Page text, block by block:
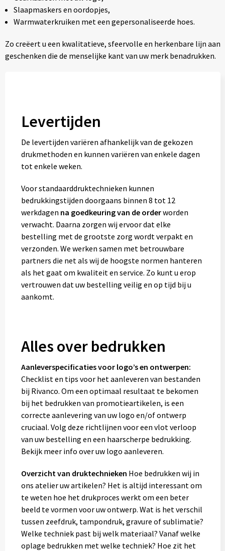
Slaapmaskers en oordopjes,
Warmwaterkruiken met een gepersonaliseerde hoes.
Zo creëert u een kwalitatieve, sfeervolle en herkenbare lijn aan
geschenken die de menselijke kant van uw merk benadrukken.
Levertijden
De levertijden variëren afhankelijk van de gekozen
drukmethoden en kunnen variëren van enkele dagen
tot enkele weken.
Voor standaarddruktechnieken kunnen
bedrukkingstijden doorgaans binnen 8 tot 12
werkdagen na goedkeuring van de orderworden
verwacht. Daarna zorgen wij ervoor dat elke
bestelling met de grootste zorg wordt verpakt en
verzonden. We werken samen met betrouwbare
partners die net als wij de hoogste normen hanteren
als het gaat om kwaliteit en service. Zo kunt u erop
vertrouwen dat uw bestelling veilig en op tijd bij u
aankomt.
Alles over bedrukken
Aanleverspecificaties voor logo’s en ontwerpen:
Checklist en tips voor het aanleveren van bestanden
bij Rivanco. Om een optimaal resultaat te bekomen
bij het bedrukken van promotieartikelen, is een
correcte aanlevering van uw logo en/of ontwerp
cruciaal. Volg deze richtlijnen voor een vlot verloop
van uw bestelling en een haarscherpe bedrukking.
Bekijk meer info over uw logo aanleveren.
Overzicht van druktechnieken Hoe bedrukken wij in
ons atelier uw artikelen? Het is altijd interessant om
te weten hoe het drukproces werkt om een beter
beeld te vormen voor uw ontwerp. Wat is het verschil
tussen zeefdruk, tampondruk, gravure of sublimatie?
Welke techniek past bij welk materiaal? Vanaf welke
oplage bedrukken met welke techniek? Hoe zit het